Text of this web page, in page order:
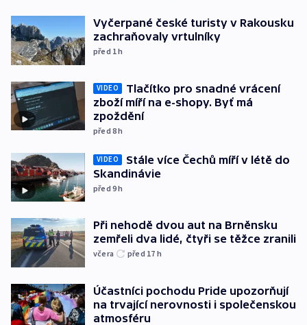
Vyčerpané české turisty v Rakousku
zachraňovaly vrtulníky
před 1h
VIDEO
Tlačítko pro snadné vrácení
zboží míří na e-shopy. Byť má
zpoždění
před 8h
VIDEO
Stále více Čechů míří v létě do
Skandinávie
před 9h
Při nehodě dvou aut na Brněnsku
zemřeli dva lidé, čtyři se těžce zranili
včera před 17 h
Účastníci pochodu Pride upozorňují
na trvající nerovnosti i společenskou
atmosféru